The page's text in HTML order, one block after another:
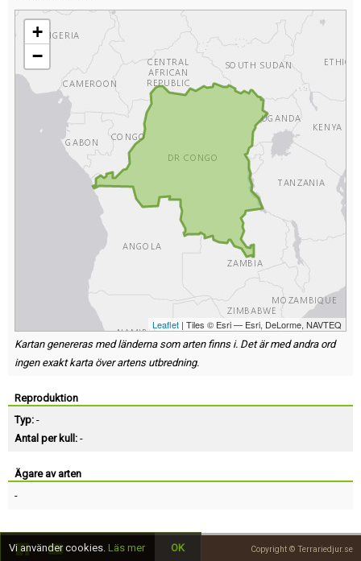
+
−
Leaflet | Tiles © Esri — Esri, DeLorme, NAVTEQ
Kartan genereras med länderna som arten finns i. Det är med andra ord
ingen exakt karta över artens utbredning.
Reproduktion
Typ: -
Antal per kull: -
Ägare av arten
-
Copyright © Terrariedjur.se
Vi använder cookies. Läs mer OK